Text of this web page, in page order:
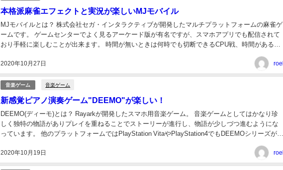
本格派麻雀エフェクトと実況が楽しいMJモバイル
2020年10月27日
MJモバイルとは？ 株式会社セガ・インタラクティブが開発したマルチプラットフォームの麻雀ゲ
ームです。 ゲームセンターでよく見るアーケード版が有名ですが、スマホアプリでも配信されて
おり手軽に楽しむことが出来ます。 時間が無いときは何時でも切断できるCPU戦、時間がある時
roel
音楽ゲーム 音楽ゲーム
新感覚ピアノ演奏ゲーム"DEEMO"が楽しい！
2020年10月19日
DEEMO(ディーモ)とは？ Rayarkが開発したスマホ用音楽ゲーム。 音楽ゲームとしてはかなり珍
しく独特の物語がありプレイを重ねることでストーリーが進行し、物語が少しづつ進むようにな
っています。 他のプラットフォームではPlayStation VitaやPlayStation4でもDEEMOシリーズが発
roel